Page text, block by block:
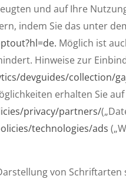
und auf Ihre
indem Sie das unter
Möglich ist
Hinweise zur
devguides/collection/
erhalten Sie
privacy/partners/
technologies/ads
von